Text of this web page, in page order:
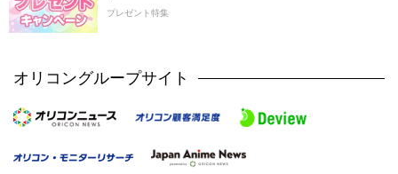
プレゼント特集
オリコングループサイト